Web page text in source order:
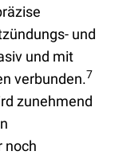
und
und mit
verbunden.7
zunehmend
noch